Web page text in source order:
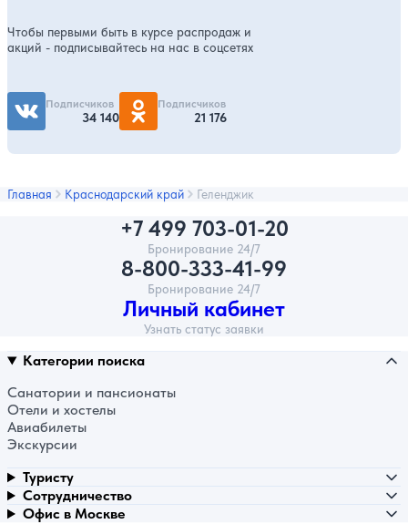
Чтобы первыми быть в курсе распродаж и
акций - подписывайтесь на нас в соцсетях
Подписчиков
34 140
Подписчиков
21 176
Главная Краснодарский край Геленджик
+7 499 703-01-20
Бронирование 24/7
8-800-333-41-99
Бронирование 24/7
Личный кабинет
Узнать статус заявки
Категории поиска
Санатории и пансионаты
Отели и хостелы
Авиабилеты
Экскурсии
Туристу
Сотрудничество
Офис в Москве